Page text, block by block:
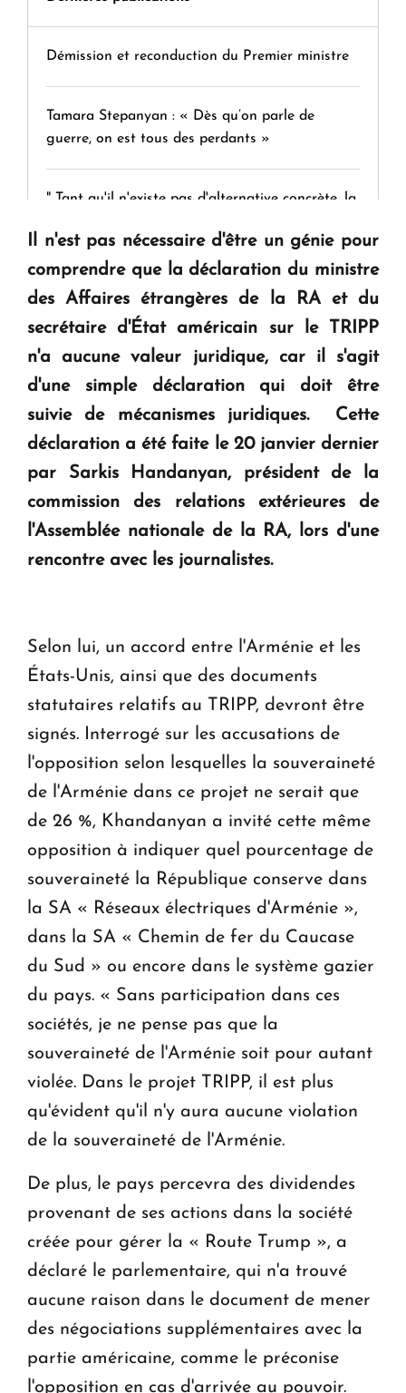
Démission et reconduction du Premier ministre
Tamara Stepanyan : « Dès qu’on parle de
guerre, on est tous des perdants »
" Tant qu'il n'existe pas d'alternative concrète, la
KASA : 30 ans d'audace, de résilience et d'avenir
en Arménie
Le premier hôtel Hyatt Regency d'Arménie
ouvrira ses portes à Dilijan
Il n'est pas nécessaire d'être un génie pour
comprendre que la déclaration du ministre
des Affaires étrangères de la RA et du
secrétaire d'État américain sur le TRIPP
n'a aucune valeur juridique, car il s'agit
d'une simple déclaration qui doit être
suivie de mécanismes juridiques. Cette
déclaration a été faite le 20 janvier dernier
par Sarkis Handanyan, président de la
commission des relations extérieures de
l'Assemblée nationale de la RA, lors d'une
rencontre avec les journalistes.
Selon lui, un accord entre l'Arménie et les
États-Unis, ainsi que des documents
statutaires relatifs au TRIPP, devront être
signés. Interrogé sur les accusations de
l'opposition selon lesquelles la souveraineté
de l'Arménie dans ce projet ne serait que
de 26 %, Khandanyan a invité cette même
opposition à indiquer quel pourcentage de
souveraineté la République conserve dans
la SA « Réseaux électriques d'Arménie »,
dans la SA « Chemin de fer du Caucase
du Sud » ou encore dans le système gazier
du pays. « Sans participation dans ces
sociétés, je ne pense pas que la
souveraineté de l'Arménie soit pour autant
violée. Dans le projet TRIPP, il est plus
qu'évident qu'il n'y aura aucune violation
de la souveraineté de l'Arménie.
De plus, le pays percevra des dividendes
provenant de ses actions dans la société
créée pour gérer la « Route Trump », a
déclaré le parlementaire, qui n'a trouvé
aucune raison dans le document de mener
des négociations supplémentaires avec la
partie américaine, comme le préconise
l'opposition en cas d'arrivée au pouvoir.